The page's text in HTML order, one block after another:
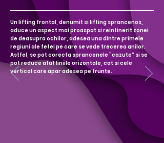
Un lifting frontal, denumit si lifting sprancenos,
aduce un aspect mai proaspat si reintinerit zonei
de deasupra ochilor, adesea una dintre primele
regiuni ale fetei pe care se vede trecerea anilor.
Astfel, se pot corecta sprancenele “cazute” si se
pot reduce atat liniile orizontale, cat si cele
vertical care apar adesea pe frunte.